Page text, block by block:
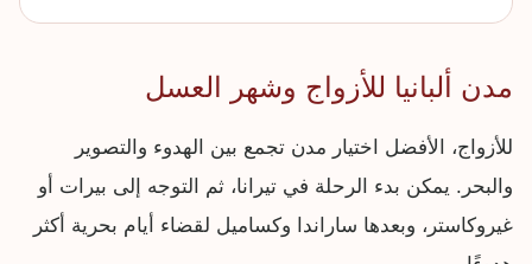
مدن ألبانيا للأزواج وشهر العسل
للأزواج، الأفضل اختيار مدن تجمع بين الهدوء والتصوير
والبحر. يمكن بدء الرحلة في تيرانا، ثم التوجه إلى بيرات أو
غيروكاستر، وبعدها ساراندا وكساميل لقضاء أيام بحرية أكثر